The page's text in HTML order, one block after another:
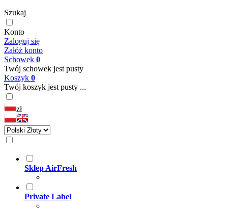
Szukaj
Konto
Zaloguj się
Załóż konto
Schowek 0
Twój schowek jest pusty
Koszyk 0
Twój koszyk jest pusty ...
zł
Sklep AirFresh
Private Label